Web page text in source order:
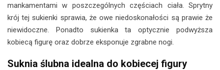
mankamentami w poszczególnych częściach ciała. Sprytny
krój tej sukienki sprawia, że owe niedoskonałości są prawie że
niewidoczne. Ponadto sukienka ta optycznie podwyższa
kobiecą figurę oraz dobrze eksponuje zgrabne nogi.
Suknia ślubna idealna do kobiecej figury